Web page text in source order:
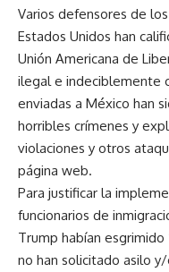
Varios defensores de
Estados Unidos han
Unión Americana de
ilegal e indeciblemente
enviadas a México han
horribles crímenes y
violaciones y otros
página web.
Para justificar la
funcionarios de
Trump habían
no han solicitado asilo